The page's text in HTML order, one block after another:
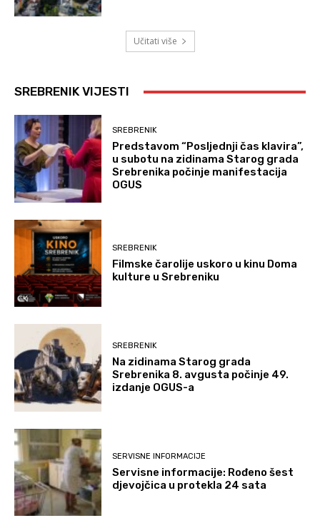
Učitati više
SREBRENIK VIJESTI
SREBRENIK
Predstavom “Posljednji čas klavira”,
u subotu na zidinama Starog grada
Srebrenika počinje manifestacija
OGUS
SREBRENIK
Filmske čarolije uskoro u kinu Doma
kulture u Srebreniku
SREBRENIK
Na zidinama Starog grada
Srebrenika 8. avgusta počinje 49.
izdanje OGUS-a
SERVISNE INFORMACIJE
Servisne informacije: Rođeno šest
djevojčica u protekla 24 sata